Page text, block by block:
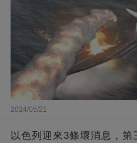
2024/05/21
以色列迎來3條壞消息，